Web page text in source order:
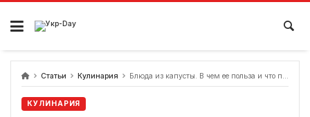
перейти
содержанию
Статьи Кулинария Блюда из капусты. В чем ее польза и что приготовить из капусты? ТОП 10 блюд
КУЛИНАРИЯ